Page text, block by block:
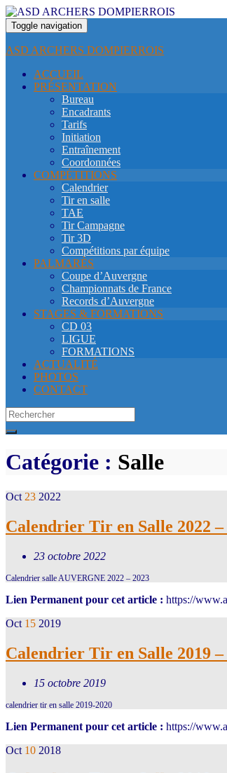
Toggle navigation
ASD ARCHERS DOMPIERROIS
ACCUEIL
PRÉSENTATION
Bureau
Encadrants
Tarifs
Initiation
Entraînement
Coordonnées
COMPÉTITIONS
Calendrier
Tir en salle
TAE
Tir Campagne
Tir 3D
Compétitions par équipe
PALMARÈS
Coupe d’Auvergne
Championnats de France
Records d’Auvergne
STAGES & FORMATIONS
CD 03
LIGUE
FORMATIONS
ACTUALITÉ
PHOTOS
CONTACT
Search
for:
Catégorie : Salle
Oct 23 2022
Calendrier Tir en Salle 2022 –
23 octobre 2022
Calendrier salle AUVERGNE 2022 – 2023
Lien Permanent pour cet article : https://
Oct 15 2019
Calendrier Tir en Salle 2019 –
15 octobre 2019
calendrier tir en salle 2019-2020
Lien Permanent pour cet article : https://
Oct 10 2018